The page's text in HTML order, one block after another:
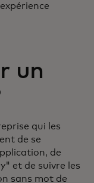
un
qui les
de se
de
et de suivre les
sans mot de